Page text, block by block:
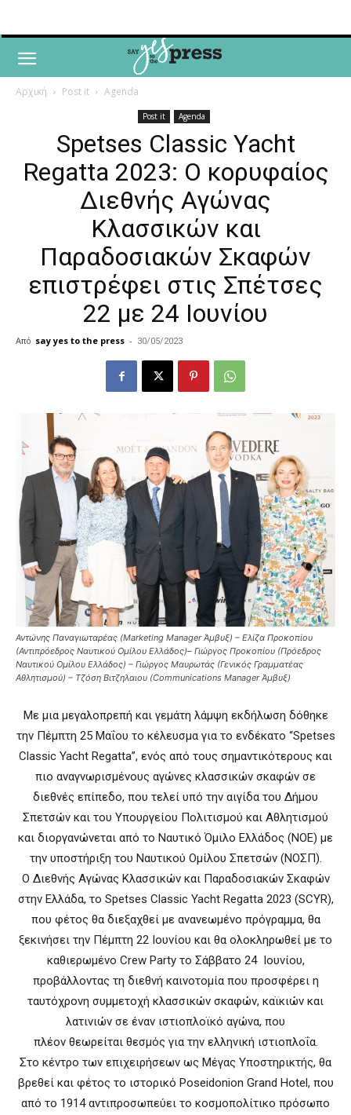
Αρχική Post it Agenda
Post it Agenda
Spetses Classic Yacht
Regatta 2023: Ο κορυφαίος
Διεθνής Αγώνας
Κλασσικών και
Παραδοσιακών Σκαφών
επιστρέφει στις Σπέτσες
22 με 24 Ιουνίου
Από say yes to the press - 30/05/2023
Αντώνης Παναγιωταρέας (Marketing Manager Άμβυξ) – Ελίζα Προκοπίου
(Αντιπρόεδρος Ναυτικού Ομίλου Ελλάδος)– Γιώργος Προκοπίου (Πρόεδρος
Ναυτικού Ομίλου Ελλάδος) – Γιώργος Μαυρωτάς (Γενικός Γραμματέας
Αθλητισμού) – Τζόση Βιτζηλαιου (Communications Manager Άμβυξ)
Με μια μεγαλοπρεπή και γεμάτη λάμψη εκδήλωση δόθηκε
την Πέμπτη 25 Μαΐου το κέλευσμα για το ενδέκατο “Spetses
Classic Yacht Regatta”, ενός από τους σημαντικότερους και
πιο αναγνωρισμένους αγώνες κλασσικών σκαφών σε
διεθνές επίπεδο, που τελεί υπό την αιγίδα του Δήμου
Σπετσών και του Υπουργείου Πολιτισμού και Αθλητισμού
και διοργανώνεται από το Ναυτικό Όμιλο Ελλάδος (NOE) με
την υποστήριξη του Ναυτικού Ομίλου Σπετσών (ΝΟΣΠ).
Ο Διεθνής Αγώνας Κλασσικών και Παραδοσιακών Σκαφών
στην Ελλάδα, το Spetses Classic Yacht Regatta 2023 (SCYR),
που φέτος θα διεξαχθεί με ανανεωμένο πρόγραμμα, θα
ξεκινήσει την Πέμπτη 22 Ιουνίου και θα ολοκληρωθεί με το
καθιερωμένο Crew Party το Σάββατο 24 Ιουνίου,
προβάλλοντας τη διεθνή καινοτομία που προσφέρει η
ταυτόχρονη συμμετοχή κλασσικών σκαφών, καϊκιών και
λατινιών σε έναν ιστιοπλοϊκό αγώνα, που
πλέον θεωρείται θεσμός για την ελληνική ιστιοπλοΐα.
Στο κέντρο των επιχειρήσεων ως Μέγας Υποστηρικτής, θα
βρεθεί και φέτος το ιστορικό Poseidonion Grand Hotel, που
από το 1914 αντιπροσωπεύει το κοσμοπολίτικο πρόσωπο